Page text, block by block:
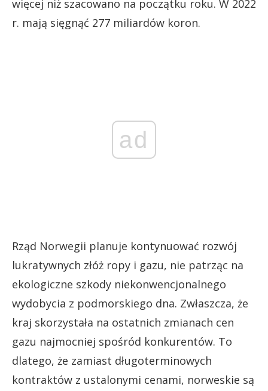
więcej niż szacowano na początku roku. W 2022
r. mają sięgnąć 277 miliardów koron.
ad
Rząd Norwegii planuje kontynuować rozwój
lukratywnych złóż ropy i gazu, nie patrząc na
ekologiczne szkody niekonwencjonalnego
wydobycia z podmorskiego dna. Zwłaszcza, że
kraj skorzystała na ostatnich zmianach cen
gazu najmocniej spośród konkurentów. To
dlatego, że zamiast długoterminowych
kontraktów z ustalonymi cenami, norweskie są